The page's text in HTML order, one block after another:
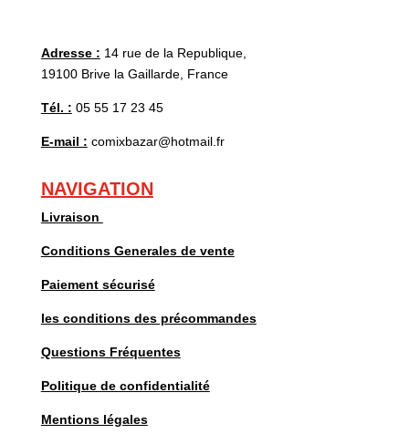
Adresse : 14 rue de la Republique,
19100 Brive la Gaillarde, France
Tél. : 05 55 17 23 45
E-mail : comixbazar@hotmail.fr
NAVIGATION
Livraison
Conditions Generales de vente
Paiement sécurisé
les conditions des précommandes
Questions Fréquentes
Politique de confidentialité
Mentions légales